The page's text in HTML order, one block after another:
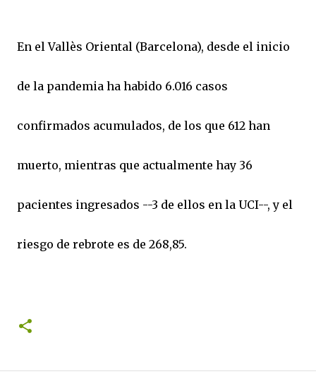
En el Vallès Oriental (Barcelona), desde el inicio
de la pandemia ha habido 6.016 casos
confirmados acumulados, de los que 612 han
muerto, mientras que actualmente hay 36
pacientes ingresados --3 de ellos en la UCI--, y el
riesgo de rebrote es de 268,85.